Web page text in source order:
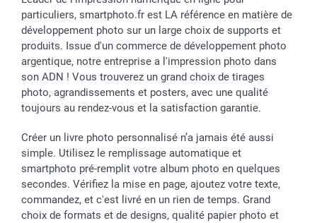
particuliers, smartphoto.fr est LA référence en matière de
développement photo sur un large choix de supports et
produits. Issue d'un commerce de développement photo
argentique, notre entreprise a l'impression photo dans
son ADN ! Vous trouverez un grand choix de tirages
photo, agrandissements et posters, avec une qualité
toujours au rendez-vous et la satisfaction garantie.
Créer un livre photo personnalisé n’a jamais été aussi
simple. Utilisez le remplissage automatique et
smartphoto pré-remplit votre album photo en quelques
secondes. Vérifiez la mise en page, ajoutez votre texte,
commandez, et c'est livré en un rien de temps. Grand
choix de formats et de designs, qualité papier photo et